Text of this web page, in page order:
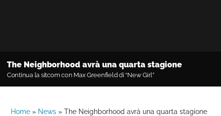
The Neighborhood avrà una quarta stagione
Continua la sitcom con Max Greenfield di “New Girl”
Home » News »The Neighborhood avrà una quarta stagione